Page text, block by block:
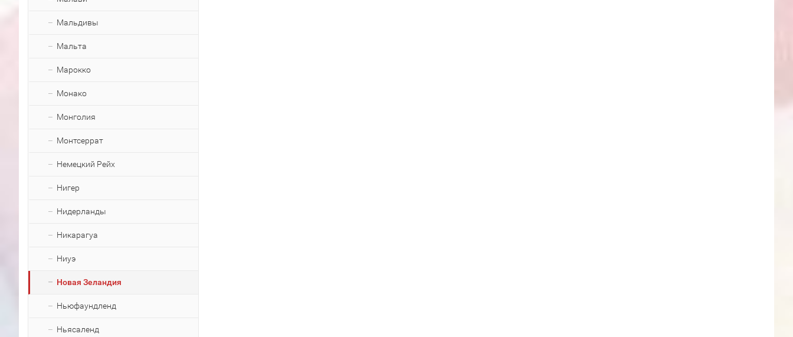
Мальдивы
Мальта
Марокко
Монако
Монголия
Монтсеррат
Немецкий Рейх
Нигер
Нидерланды
Никарагуа
Ниуэ
Новая Зеландия
Ньюфаундленд
Ньясаленд